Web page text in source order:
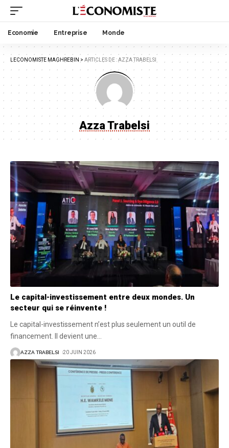
Economie Entreprise Monde
LECONOMISTE MAGHREBIN > ARTICLES DE : AZZA TRABELSI
Azza Trabelsi
Le capital-investissement entre deux mondes. Un
secteur qui se réinvente !
Le capital-investissement n’est plus seulement un outil de
financement. Il devient une
AZZA TRABELSI 20 JUIN 2026